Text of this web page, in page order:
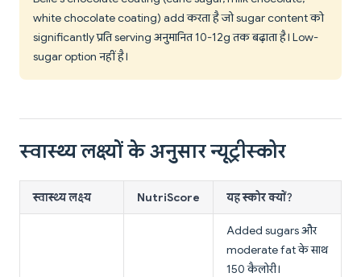
white chocolate coating) add करता है जो sugar content को
significantly प्रति serving अनुमानित 10-12g तक बढ़ाता है। Low-
sugar option नहीं है।
स्वास्थ्य लक्ष्यों के अनुसार न्यूट्रीस्कोर
स्वास्थ्य लक्ष्य NutriScore यह स्कोर क्यों?
Added sugars और
moderate fat के साथ
150 कैलोरी।